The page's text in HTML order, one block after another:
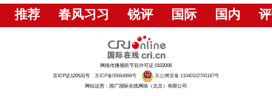
推荐 春风习习 锐评 国际 国内
网络传播视听节目许可证 0102006
京ICP证120531号 京ICP备05064898号
京公网安备 11040102700187号
网站运营：国广国际在线网络（北京）有限公司